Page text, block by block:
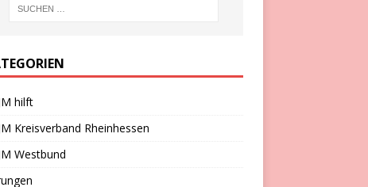
hilft
Kreisverband Rheinhessen
Westbund